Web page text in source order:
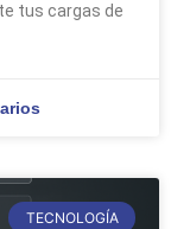
tus cargas de
TECNOLOGÍA